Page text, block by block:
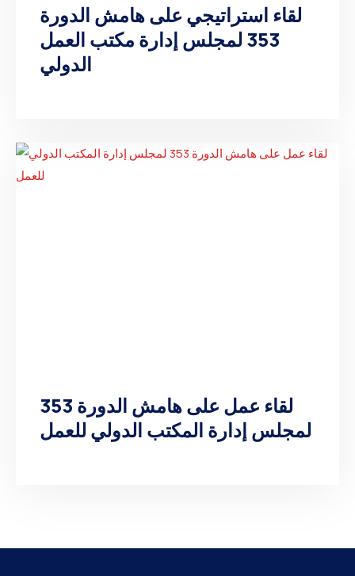
لقاء استراتيجي على هامش الدورة
353 لمجلس إدارة مكتب العمل
الدولي
لقاء عمل على هامش الدورة 353
لمجلس إدارة المكتب الدولي للعمل